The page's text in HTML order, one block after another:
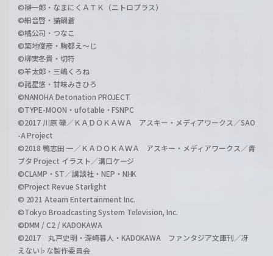
©榊一郎・なまにくＡＴＫ（ニトロプラス）
©細音啓・猫鍋蒼
©橘公司・つなこ
©築地俊彦・駒都え～じ
©柳実冬貴・切符
©羊太郎・三嶋くろね
©諸星悠・甘味みきひろ
©NANOHA Detonation PROJECT
©TYPE-MOON・ufotable・FSNPC
©2017 川原 礫／ＫＡＤＯＫＡＷＡ アスキー・メディアワークス／SAO
-A Project
©2018 鴨志田 一／ＫＡＤＯＫＡＷＡ アスキー・メディアワークス／青
ブタ Project イラスト／溝口ケージ
©CLAMP・ST／講談社・NEP・NHK
©Project Revue Starlight
© 2021 Ateam Entertainment Inc.
©Tokyo Broadcasting System Television, Inc.
©DMM / C2 / KADOKAWA
©2017 丸戸史明・深崎暮人・KADOKAWA ファンタジア文庫刊／冴
えない♭な製作委員会